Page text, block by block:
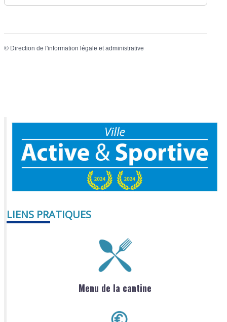
© Direction de l'information légale et administrative
LIENS PRATIQUES
Menu de la cantine